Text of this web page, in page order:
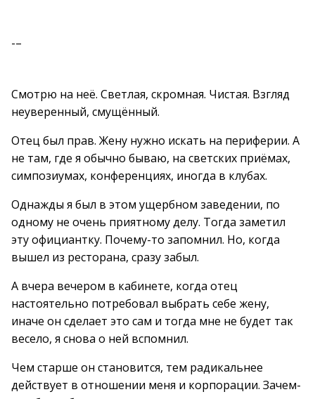
-–
Смотрю на неё. Светлая, скромная. Чистая. Взгляд
неуверенный, смущённый.
Отец был прав. Жену нужно искать на периферии. А
не там, где я обычно бываю, на светских приёмах,
симпозиумах, конференциях, иногда в клубах.
Однажды я был в этом ущербном заведении, по
одному не очень приятному делу. Тогда заметил
эту официантку. Почему-то запомнил. Но, когда
вышел из ресторана, сразу забыл.
А вчера вечером в кабинете, когда отец
настоятельно потребовал выбрать себе жену,
иначе он сделает это сам и тогда мне не будет так
весело, я снова о ней вспомнил.
Чем старше он становится, тем радикальнее
действует в отношении меня и корпорации. Зачем-